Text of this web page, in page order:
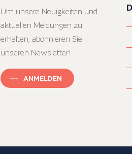
Um unsere Neuigkeiten und
aktuellen Meldungen zu
erhalten, abonnieren Sie
unseren Newsletter!
ANMELDEN